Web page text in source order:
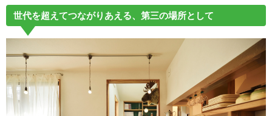
世代を超えてつながりあえる、第三の場所として